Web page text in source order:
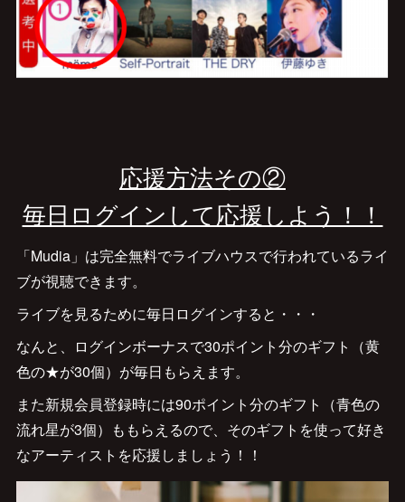
応援方法その②
毎日ログインして応援しよう！！
「Mudia」は完全無料でライブハウスで行われているライ
ブが視聴できます。
ライブを見るために毎日ログインすると・・・
なんと、ログインボーナスで30ポイント分のギフト（黄
色の★が30個）が毎日もらえます。
また新規会員登録時には90ポイント分のギフト（青色の
流れ星が3個）ももらえるので、そのギフトを使って好き
なアーティストを応援しましょう！！